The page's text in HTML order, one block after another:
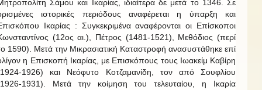
Σάμου και Ικαρίας, ιδιαίτερα δε μετά το 1346. Σε
ιστορικές περιόδους αναφέρεται η ύπαρξη και
Ικαρίας : Συγκεκριμένα αναφέρονται οι Επίσκοποι
(12ος αι.), Πέτρος (1481-1521), Μεθόδιος (περί
1590). Μετά την Μικρασιατική Καταστροφή ανασυστάθηκε επί
η Επισκοπή Ικαρίας, με Επισκόπους τους Ιωακείμ Καβίρη
1926) και Νεόφυτο Κοτζαμανίδη, τον από Σουφλίου
1931). Μετά την κοίμηση του τελευταίου, η Ικαρία